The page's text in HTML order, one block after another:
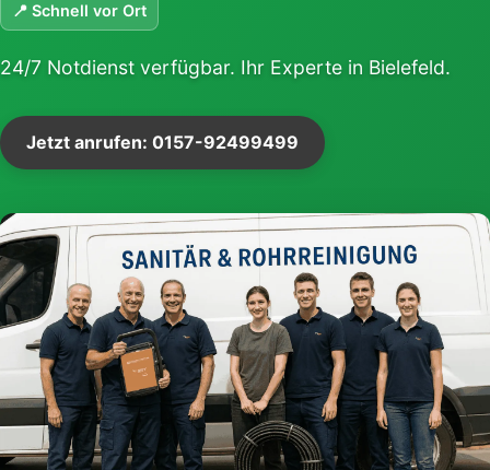
📍 Schnell vor Ort
24/7 Notdienst verfügbar. Ihr Experte in Bielefeld.
Jetzt anrufen: 0157-92499499